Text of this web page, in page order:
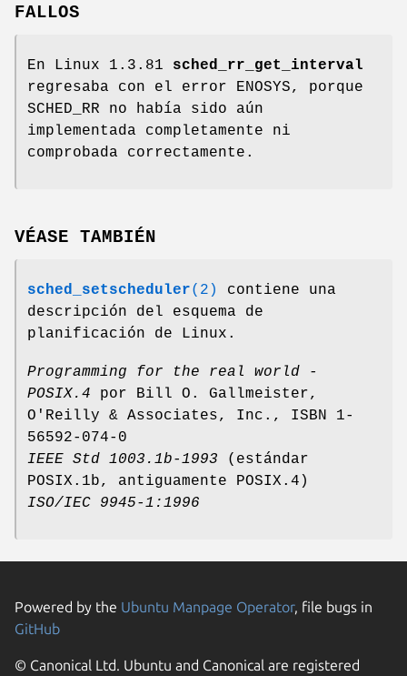
FALLOS
En Linux 1.3.81 sched_rr_get_interval
regresaba con el error ENOSYS, porque
SCHED_RR no había sido aún
implementada completamente ni
comprobada correctamente.
VÉASE TAMBIÉN
sched_setscheduler(2)
contiene una
descripción del esquema de
planificación de Linux.
Programming for the real world -
POSIX.4 por Bill O. Gallmeister,
O'Reilly & Associates, Inc., ISBN 1-
56592-074-0
IEEE Std 1003.1b-1993 (estándar
POSIX.1b, antiguamente POSIX.4)
ISO/IEC 9945-1:1996
Powered by the Ubuntu Manpage Operator, file bugs in
GitHub
© Canonical Ltd. Ubuntu and Canonical are registered